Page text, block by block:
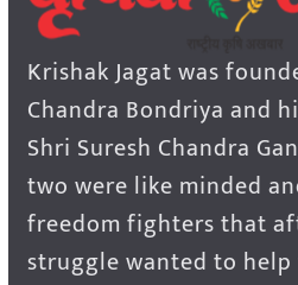
Krishak Jagat was
Chandra Bondriya and
Shri Suresh Chandra
two were like minded
freedom fighters that
struggle wanted to